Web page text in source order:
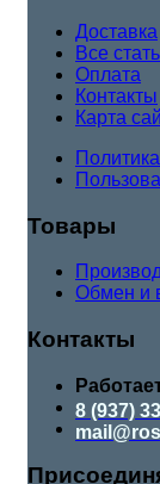
Доставка
Все
Оплата
Контакты
Карта
Товары
Обмен и
Контакты
8 (937)